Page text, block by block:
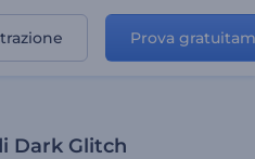
Prova
Dark Glitch